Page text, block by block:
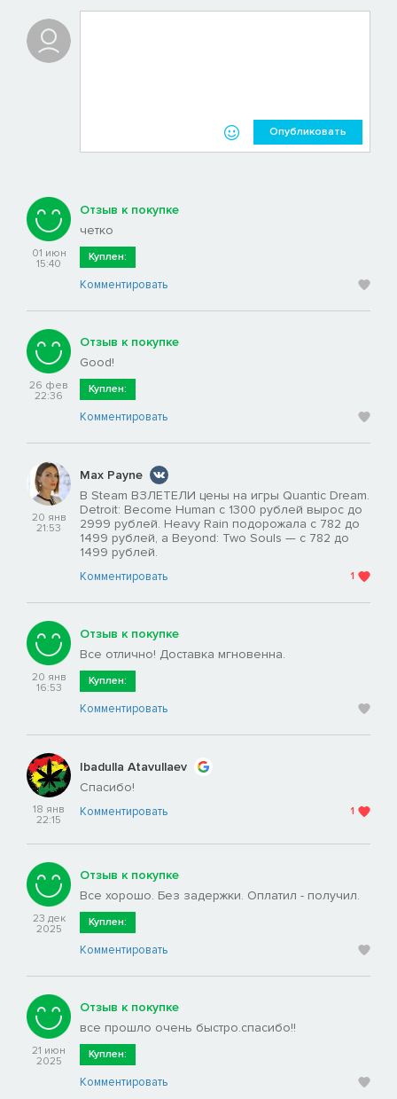
Опубликовать
01 июн
15:40
Отзыв к покупке
четко
Куплен:
Комментировать
26 фев
22:36
Отзыв к покупке
Good!
Куплен:
Комментировать
20 янв
21:53
Max Payne
В Steam ВЗЛЕТЕЛИ цены на игры Quantic Dream.
Detroit: Become Human с 1300 рублей вырос до
2999 рублей. Heavy Rain подорожала с 782 до
1499 рублей, а Beyond: Two Souls — с 782 до
1499 рублей.
Комментировать 1
20 янв
16:53
Отзыв к покупке
Все отлично! Доставка мгновенна.
Куплен:
Комментировать
18 янв
22:15
Ibadulla Atavullaev
Спасибо!
Комментировать 1
23 дек
2025
Отзыв к покупке
Все хорошо. Без задержки. Оплатил - получил.
Куплен:
Комментировать
21 июн
2025
Отзыв к покупке
все прошло очень быстро.спасибо!!
Куплен:
Комментировать